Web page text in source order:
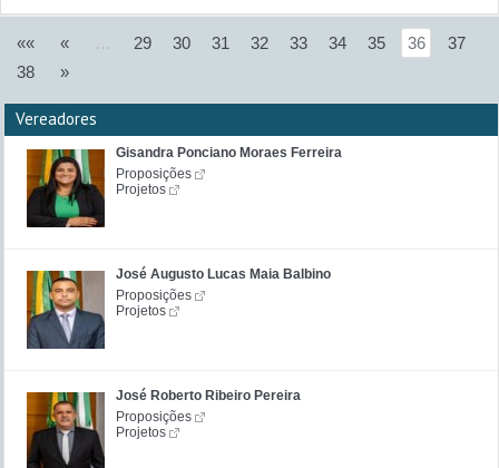
«« « … 29 30 31 32 33 34 35 36
37
38
»
Vereadores
Gisandra Ponciano Moraes Ferreira
Proposições
Projetos
José Augusto Lucas Maia Balbino
Proposições
Projetos
José Roberto Ribeiro Pereira
Proposições
Projetos